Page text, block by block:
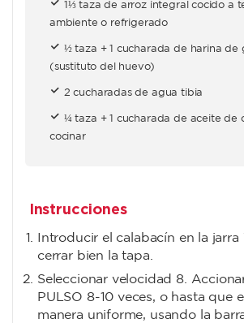
1⅓ taza de arroz integral cocido a
ambiente o refrigerado
½ taza + 1 cucharada de harina de
(sustituto del huevo)
2 cucharadas de agua tibia
¼ taza + 1 cucharada de aceite de
cocinar
Instrucciones
Introducir el calabacín en la
cerrar bien la tapa.
Seleccionar velocidad 8.
PULSO 8-10 veces, o hasta que
manera uniforme, usando la